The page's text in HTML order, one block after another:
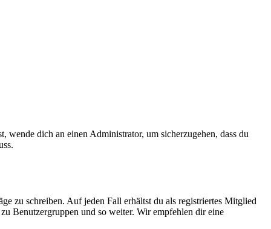
dich an einen Administrator, um sicherzugehen, dass du
zu schreiben. Auf jeden Fall erhältst du als registriertes Mitglied
Benutzergruppen und so weiter. Wir empfehlen dir eine